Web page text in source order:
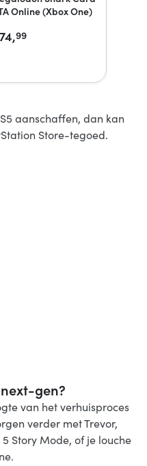
Online (Xbox One)
74,99
aanschaffen, dan kan
Store-tegoed.
gen?
van het verhuisproces
verder met Trevor,
Story Mode, of je louche